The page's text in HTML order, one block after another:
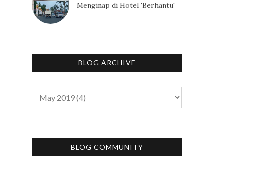
Menginap di Hotel 'Berhantu'
BLOG ARCHIVE
BLOG COMMUNITY